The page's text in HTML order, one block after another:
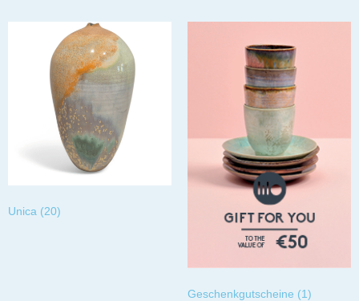
Unica (20)
Geschenkgutscheine (1)